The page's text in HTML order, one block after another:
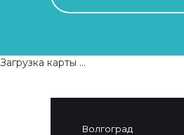
Волгоград
Загрузка карты ...